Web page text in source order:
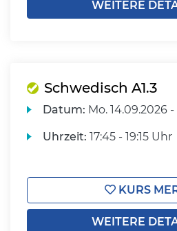
WEITERE
Schwedisch A1.3
Datum: Mo. 14.09.2026 -
Uhrzeit: 17:45 - 19:15 Uhr
KURS
WEITERE